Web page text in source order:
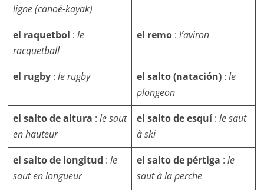
ligne (canoë-kayak)
el raquetbol :le
racquetball
el remo :l’aviron
el rugby :le rugby el salto (natación) :le
plongeon
el salto de altura :le saut
en hauteur
el salto de esquí:le saut
à ski
el salto de longitud :le
saut en longueur
el salto de pértiga :le
saut à la perche